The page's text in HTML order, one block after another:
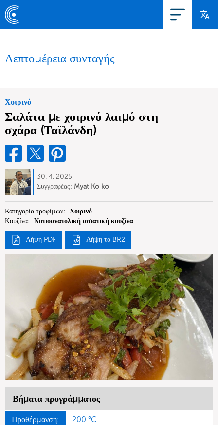
Λεπτομέρεια συνταγής
Χοιρινό
Σαλάτα με χοιρινό λαιμό στη
σχάρα (Ταϊλάνδη)
30. 4. 2025
Συγγραφέας: Myat Ko ko
Κατηγορία τροφίμων: Χοιρινό
Κουζίνα: Νοτιοανατολική ασιατική κουζίνα
Λήψη PDF Λήψη το BR2
Βήματα προγράμματος
Προθέρμανση: 200 °C